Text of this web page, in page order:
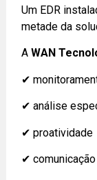
Um EDR
metade da
AWAN
✔
✔ análise
✔ proatividade
✔